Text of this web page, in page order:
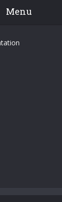
Menu